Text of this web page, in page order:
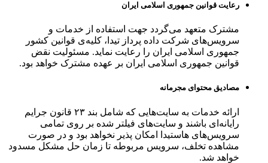
رعایت قوانین جمهوری اسلامی ایران
مشترک متعهد می‌گردد جهت استفاده از خدمات و
سرویس‌های شرکت داده پرداز تیدا، کلیه‌ی قوانین کشور
جمهوری اسلامی ایران را رعایت نماید. مسئولیت نقض
قوانین جمهوری اسلامی ایران بر عهده مشترک خواهد بود.
مصادیق محتوای مجرمانه
ارائه خدمات به سایت‌هایی که شامل بند ۲۳ قانون جرایم
رایانه‌ای باشند و سایت‌های فیلتر شده بر روی تمامی
سرویس‌های هاستیدا امکان پذیر نخواهد بود و در صورت
مشاهده تخلف، سرویس مربوطه تا زمان حل مشکل مسدود
خواهد شد.